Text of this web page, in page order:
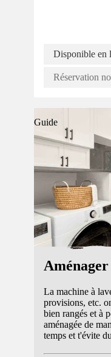
Disponible en
Réservation
Guide
La machine à
provisions, etc.
bien rangés et à
aménagée de
temps et t'évite du